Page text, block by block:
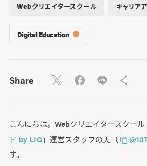
Webクリエイタースクール キャリア
Digital Education
Share
こんにちは。Webクリエイタースクール
ド by LIG 」運営スタッフの天（
す。